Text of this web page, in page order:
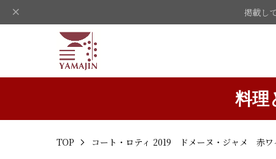
掲載し
料理
TOP コート・ロティ 2019 ドメーヌ・ジャメ 赤ワ